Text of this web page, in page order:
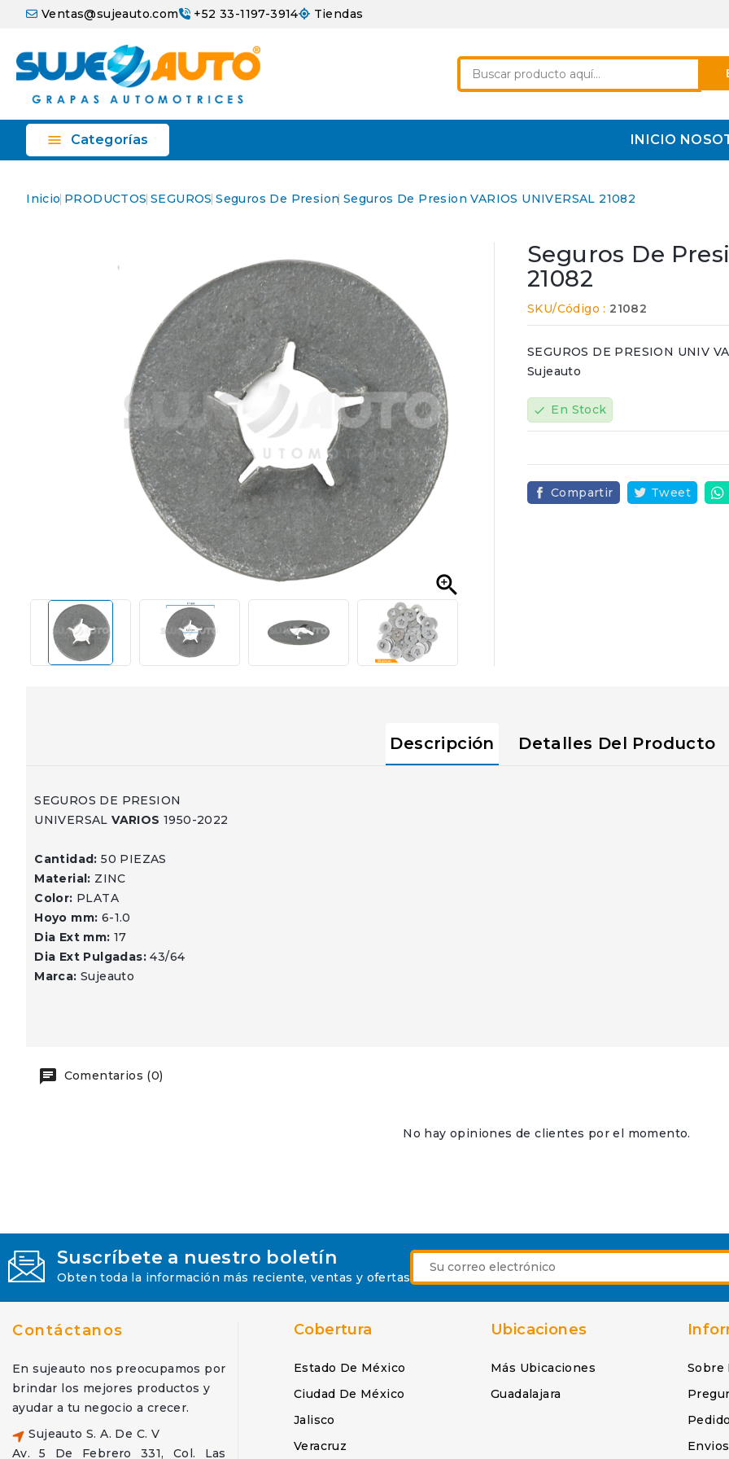
Ventas@sujeauto.com +52 33-1197-3914 Tiendas
 Categorías INICIO
Inicio PRODUCTOS SEGUROS Seguros De Presion Seguros De Presion VARIOS UNIVERSAL 21082

Seguros De
21082
SKU/Código : 21082
SEGUROS DE PRESION UNIV
Sujeauto
check En Stock
Compartir Tweet
Descripción Detalles Del Producto
SEGUROS DE PRESION
UNIVERSAL VARIOS 1950-2022
Cantidad:50 PIEZAS
Material: ZINC
Color: PLATA
Hoyo mm: 6-1.0
Dia Ext mm: 17
Dia Ext Pulgadas:43/64
Marca: Sujeauto
Comentarios (0)
No hay opiniones de clientes por el momento.
Suscríbete a nuestro boletín
Obten toda la información más reciente, ventas y ofertas
Contáctanos
En sujeauto nos preocupamos por
brindar los mejores productos y
ayudar a tu negocio a crecer.
Sujeauto S. A. De C. V
Av. 5 De Febrero 331, Col. Las
Cobertura
Estado De México
Ciudad De México
Jalisco
Veracruz
Ubicaciones
Más Ubicaciones
Guadalajara
Sobre
Envios